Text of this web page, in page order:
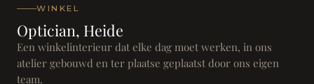
WINKEL
Optician, Heide
Een winkelinterieur dat elke dag moet werken, in ons
atelier gebouwd en ter plaatse geplaatst door ons eigen
team.